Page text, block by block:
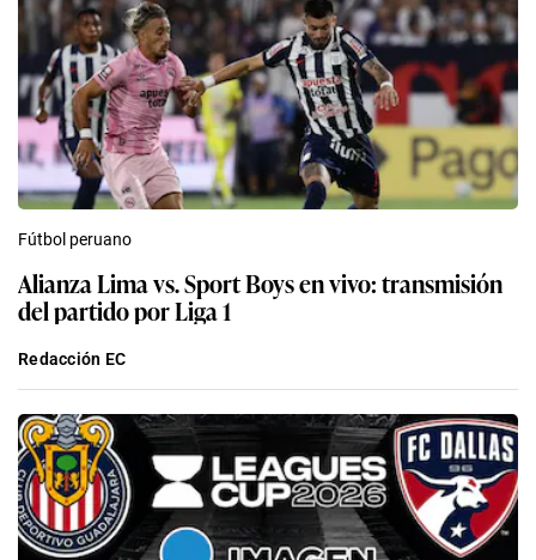
Fútbol peruano
Alianza Lima vs. Sport Boys en vivo: transmisión
del partido por Liga 1
Redacción EC